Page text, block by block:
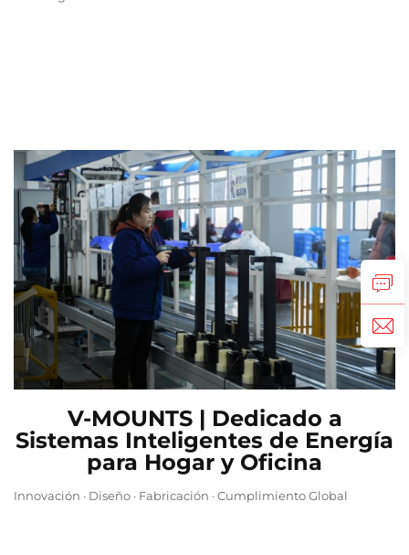
V-MOUNTS | Dedicado a
Sistemas Inteligentes de Energía
para Hogar y Oficina
Innovación · Diseño · Fabricación · Cumplimiento Global